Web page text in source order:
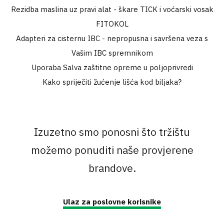
Rezidba maslina uz pravi alat - škare TICK i voćarski vosak
FITOKOL
Adapteri za cisternu IBC - nepropusna i savršena veza s
Vašim IBC spremnikom
Uporaba Salva zaštitne opreme u poljoprivredi
Kako spriječiti žućenje lišća kod biljaka?
Izuzetno smo ponosni što tržištu
možemo ponuditi naše provjerene
brandove.
Ulaz za poslovne korisnike